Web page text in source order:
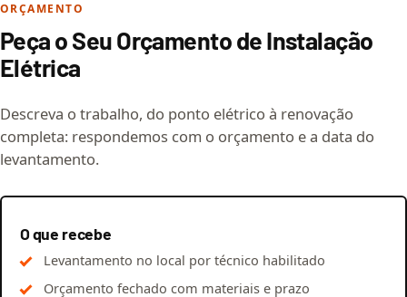
ORÇAMENTO
Peça o Seu Orçamento de Instalação
Elétrica
Descreva o trabalho, do ponto elétrico à renovação
completa: respondemos com o orçamento e a data do
levantamento.
O que recebe
Levantamento no local por técnico habilitado
Orçamento fechado com materiais e prazo